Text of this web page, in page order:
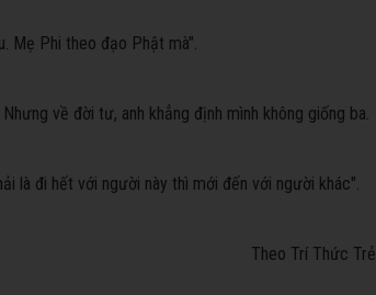
Mẹ Phi theo đạo Phật mà".
về đời tư, anh khẳng định mình không giống ba.
là đi hết với người này thì mới đến với người khác".
Theo Trí Thức Trẻ